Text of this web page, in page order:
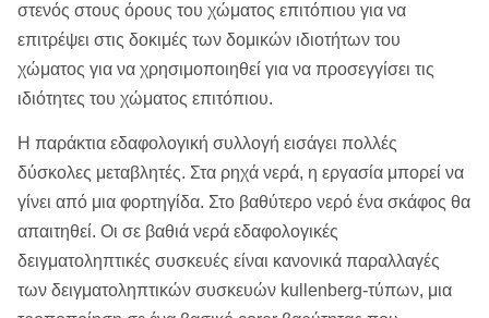
στενός στους όρους του χώματος επιτόπιου για να
επιτρέψει στις δοκιμές των δομικών ιδιοτήτων του
χώματος για να χρησιμοποιηθεί για να προσεγγίσει τις
ιδιότητες του χώματος επιτόπιου.
Η παράκτια εδαφολογική συλλογή εισάγει πολλές
δύσκολες μεταβλητές. Στα ρηχά νερά, η εργασία μπορεί να
γίνει από μια φορτηγίδα. Στο βαθύτερο νερό ένα σκάφος θα
απαιτηθεί. Οι σε βαθιά νερά εδαφολογικές
δειγματοληπτικές συσκευές είναι κανονικά παραλλαγές
των δειγματοληπτικών συσκευών kullenberg-τύπων, μια